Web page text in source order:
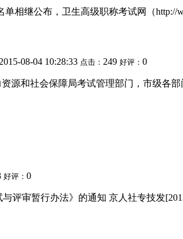
相继公布，卫生高级职称考试网（http://
2015-08-04 10:28:33 点击： 249 好评： 0
源和社会保障局考试管理部门，市级各
好评： 0
评审暂行办法》的通知 京人社专技发